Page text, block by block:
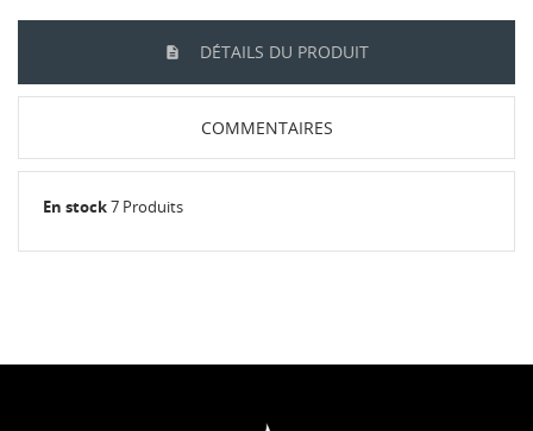
DÉTAILS DU PRODUIT
COMMENTAIRES
En stock7 Produits